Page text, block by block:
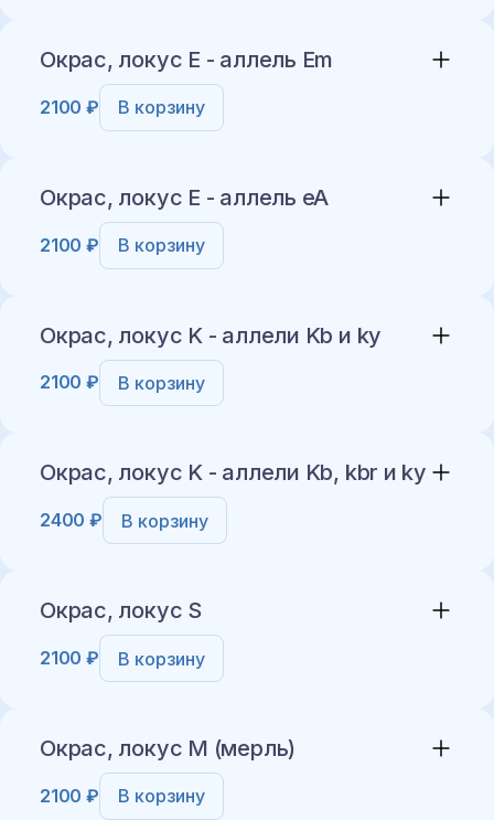
Окрас, локус E - аллель Em
2100 ₽ В корзину
Окрас, локус E - аллель eA
2100 ₽ В корзину
Окрас, локус K - аллели Kb и ky
2100 ₽ В корзину
Окрас, локус K - аллели Kb, kbr и ky
2400 ₽ В корзину
Окрас, локус S
2100 ₽ В корзину
Окрас, локус M (мерль)
2100 ₽ В корзину